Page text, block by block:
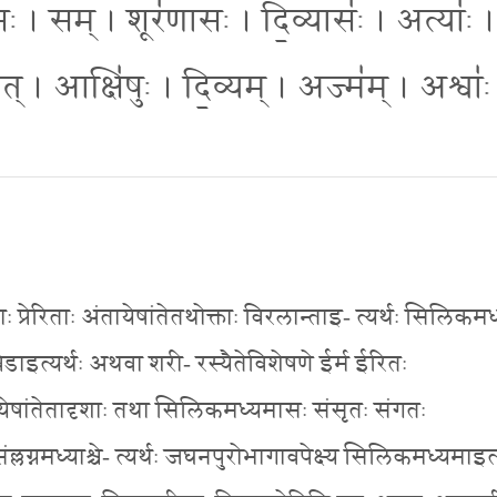
सम् । शूर॑णासः । दि॒व्यासः॑ । अत्याः॑ ।
। आक्षि॑षुः । दि॒व्यम् । अज्म॑म् ।
प्रेरिताः अंतायेषांतेतथोक्ताः विरलान्ताइ- त्यर्थः
अथवा शरी- रस्यैतेविशेषणे ईर्म ईरितः
तथा सिलिकमध्यमासः संसृतः संगतः
त्यर्थः जघनपुरोभागावपेक्ष्य